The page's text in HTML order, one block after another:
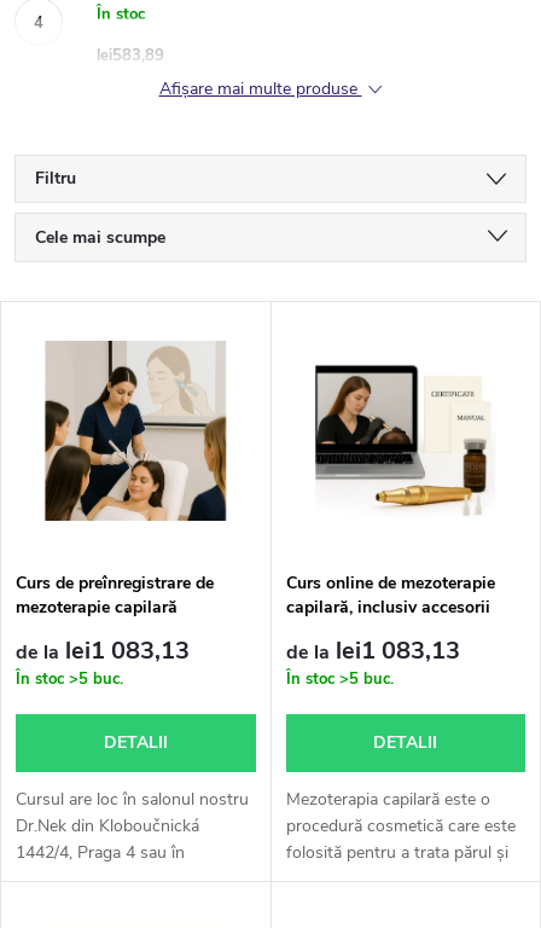
În stoc
lei583,89
Afişare mai multe produse
Filtru
S
e
a
r
e
a
p
Cele mai scumpe
Alfabetic
ă
p
r
d
u
Curs de preînregistrare de
mezoterapie capilară
de la lei1 083,13
În stoc >5 buc.
DETALII
Cursul are loc în salonul nostru
Dr.Nek din Kloboučnická
1442/4, Praga 4 sau în
Bratislava. Durata cursului este
Curs online de mezoterapie
capilară, inclusiv accesorii
de la lei1 083,13
În stoc >5 buc.
DETALII
Mezoterapia capilară este o
procedură cosmetică care este
folosită pentru a trata părul și
scalpul pentru tratamente